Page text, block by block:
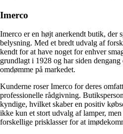
Imerco
Imerco er en højt anerkendt butik, der
belysning. Med et bredt udvalg af
kendt for at have noget for enhver
grundlagt i 1928 og har siden
omdømme på markedet.
Kunderne roser Imerco for deres
professionelle rådgivning.
kyndige, hvilket skaber en positiv
ikke kun et stort udvalg af lamper,
forskellige prisklasser for at